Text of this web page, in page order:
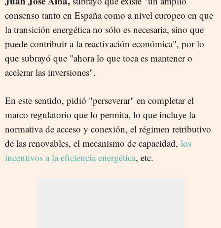
consenso tanto en España como a nivel europeo en que
la transición energética no sólo es necesaria, sino que
puede contribuir a la reactivación económica", por lo
que subrayó que "ahora lo que toca es mantener o
acelerar las inversiones".
En este sentido, pidió "perseverar" en completar el
marco regulatorio que lo permita, lo que incluye la
normativa de acceso y conexión, el régimen retributivo
de las renovables, el mecanismo de capacidad, los
incentivos a la eficiencia energética, etc.